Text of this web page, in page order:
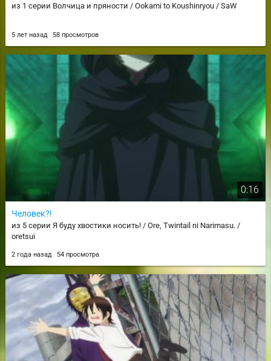
из 1 серии Волчица и пряности / Ookami to Koushinryou / SaW
5 лет назад 58 просмотров
0:16
Человек?!
из 5 серии Я буду хвостики носить! / Ore, Twintail ni Narimasu. /
oretsui
2 года назад 54 просмотра